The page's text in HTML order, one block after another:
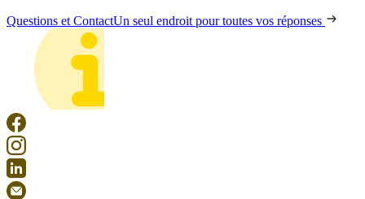
Questions et ContactUn seul endroit pour toutes vos réponses